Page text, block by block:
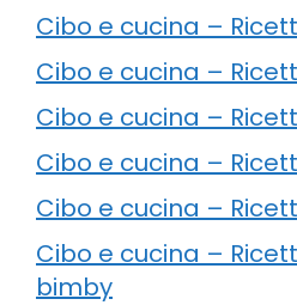
Cibo e cucina –
Cibo e cucina –
Cibo e cucina –
Cibo e cucina –
Cibo e cucina –
Cibo e cucina –
bimby